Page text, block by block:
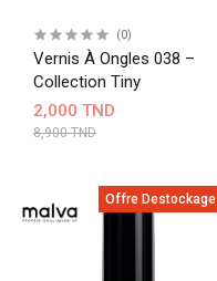
(0)
Vernis À Ongles 038 –
Collection Tiny
2,000 TND
8,900 TND
Offre Destockage